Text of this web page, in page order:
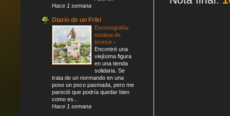
Hace 1 semana
Diario de un Friki
Escenografía:
estatua de
bronce -
Encontré una
viejísima figura
en una tienda
solidaria. Se
trata de un normando en una
pose un poco pasmada, pero me
pareció que podría quedar bien
como es...
Hace 1 semana